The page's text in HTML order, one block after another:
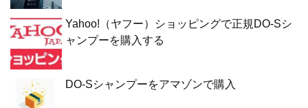
Yahoo!（ヤフー）ショッピングで正規DO-Sシ
ャンプーを購入する
DO-Sシャンプーをアマゾンで購入